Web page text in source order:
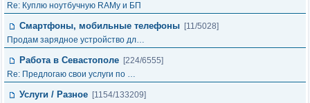
Re: Куплю ноутбучную RAMу и БП
Смартфоны, мобильные телефоны [11/5028]
Продам зарядное устройство дл…
Работа в Севастополе [224/6555]
Re: Предлогаю свои услуги по …
Услуги / Разное [1154/133209]